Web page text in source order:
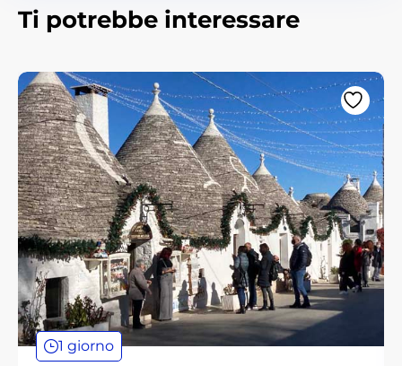
Ti potrebbe interessare
1 giorno